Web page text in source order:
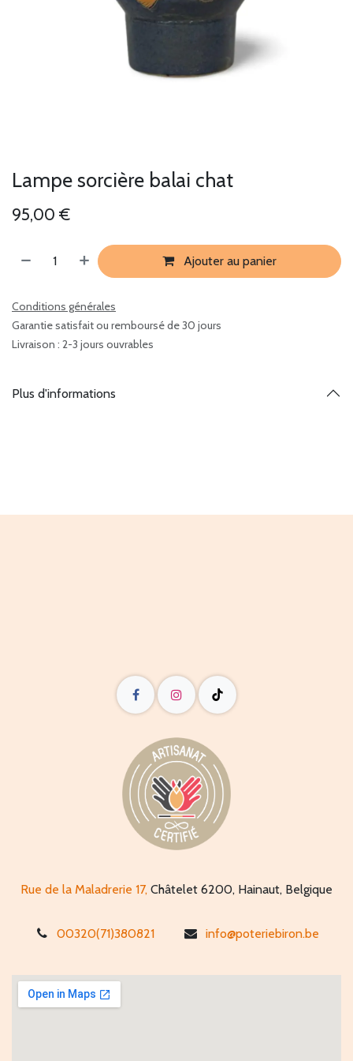
Lampe sorcière balai chat
95,00 €
Ajouter au panier
Conditions générales
Garantie satisfait ou remboursé de 30 jours
Livraison : 2-3 jours ouvrables
Plus d'informations
Rue de la Maladrerie 17, Châtelet 6200, Hainaut, Belgique
00320(71)380821 info@poteriebiron.be